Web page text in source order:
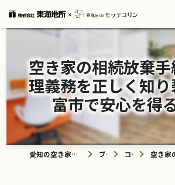
空き家の相続放棄
理義務を正しく知
富市で安心を得
愛知の空き家なら買取ル de モッテコリン ブログ コラム 空き家の相続放棄